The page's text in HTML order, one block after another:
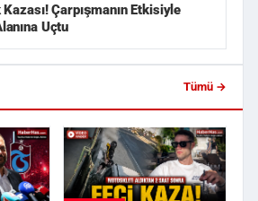
Çarpışmanın Etkisiyle
Uçtu
Tümü →